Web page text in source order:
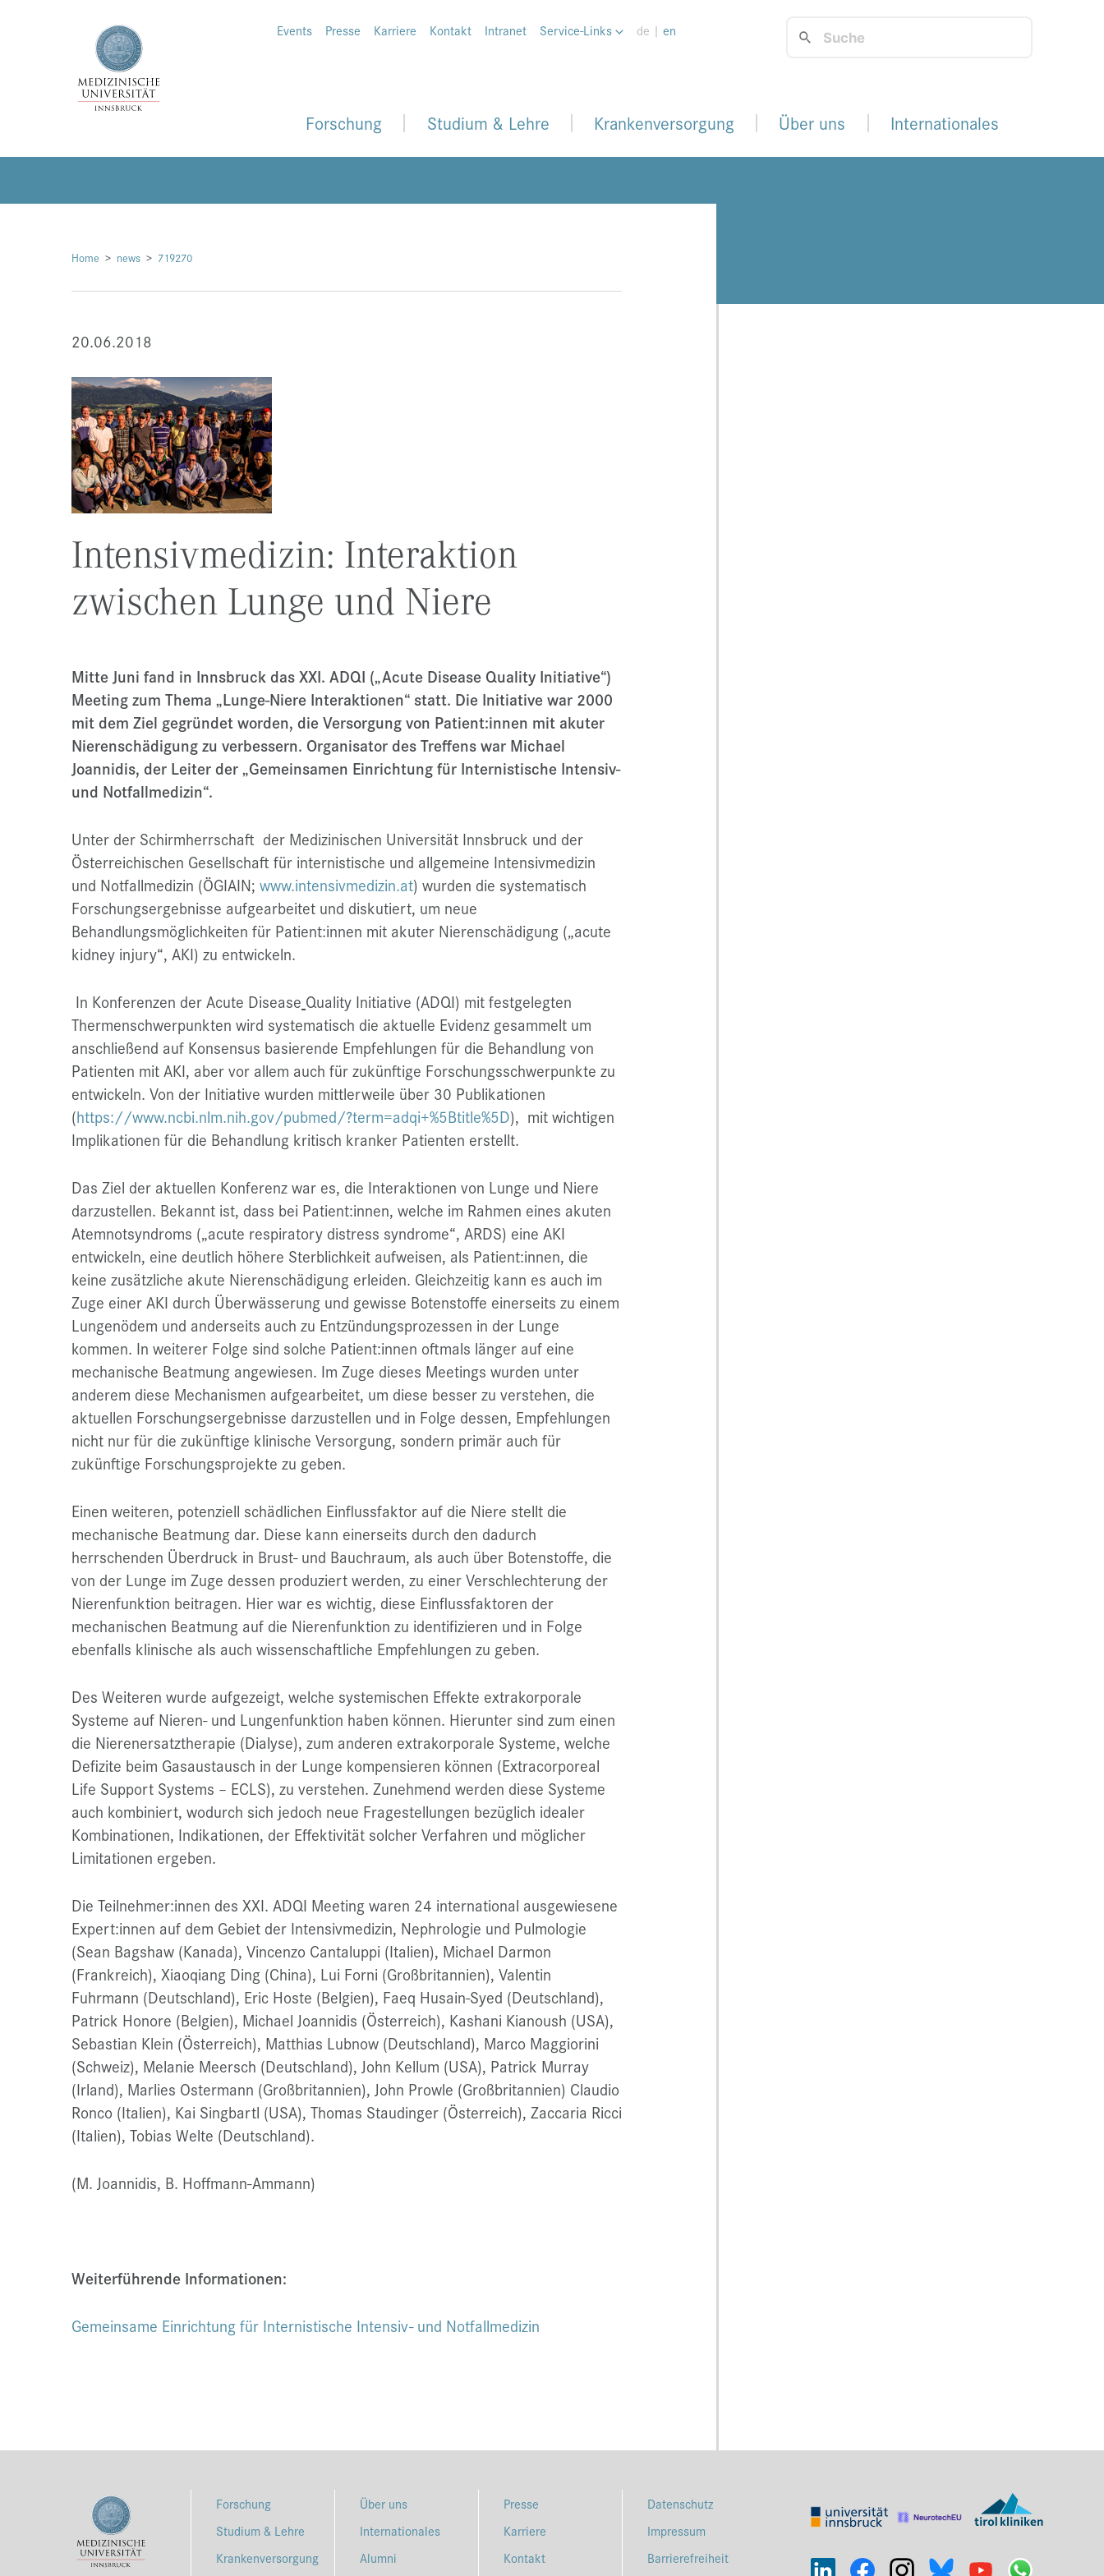
Events Presse Karriere Kontakt Intranet Service-Links de | en
Forschung Studium & Lehre Krankenversorgung Über uns Internationales
Home news 719270
20.06.2018
Intensivmedizin: Interaktion
zwischen Lunge und Niere
Mitte Juni fand in Innsbruck das XXI. ADQI („Acute Disease Quality Initiative“)
Meeting zum Thema „Lunge-Niere Interaktionen“ statt. Die Initiative war 2000
mit dem Ziel gegründet worden, die Versorgung von Patient:innen mit akuter
Nierenschädigung zu verbessern. Organisator des Treffens war Michael
Joannidis, der Leiter der „Gemeinsamen Einrichtung für Internistische Intensiv-
und Notfallmedizin“.
Unter der Schirmherrschaft der Medizinischen Universität Innsbruck und der
Österreichischen Gesellschaft für internistische und allgemeine Intensivmedizin
und Notfallmedizin (ÖGIAIN; www.intensivmedizin.at) wurden die systematisch
Forschungsergebnisse aufgearbeitet und diskutiert, um neue
Behandlungsmöglichkeiten für Patient:innen mit akuter Nierenschädigung („acute
kidney injury“, AKI) zu entwickeln.
In Konferenzen der Acute Disease Quality Initiative (ADQI) mit festgelegten
Thermenschwerpunkten wird systematisch die aktuelle Evidenz gesammelt um
anschließend auf Konsensus basierende Empfehlungen für die Behandlung von
Patienten mit AKI, aber vor allem auch für zukünftige Forschungsschwerpunkte zu
entwickeln. Von der Initiative wurden mittlerweile über 30 Publikationen
(https://www.ncbi.nlm.nih.gov/pubmed/?term=adqi+%5Btitle%5D), mit wichtigen
Implikationen für die Behandlung kritisch kranker Patienten erstellt.
Das Ziel der aktuellen Konferenz war es, die Interaktionen von Lunge und Niere
darzustellen. Bekannt ist, dass bei Patient:innen, welche im Rahmen eines akuten
Atemnotsyndroms („acute respiratory distress syndrome“, ARDS) eine AKI
entwickeln, eine deutlich höhere Sterblichkeit aufweisen, als Patient:innen, die
keine zusätzliche akute Nierenschädigung erleiden. Gleichzeitig kann es auch im
Zuge einer AKI durch Überwässerung und gewisse Botenstoffe einerseits zu einem
Lungenödem und anderseits auch zu Entzündungsprozessen in der Lunge
kommen. In weiterer Folge sind solche Patient:innen oftmals länger auf eine
mechanische Beatmung angewiesen. Im Zuge dieses Meetings wurden unter
anderem diese Mechanismen aufgearbeitet, um diese besser zu verstehen, die
aktuellen Forschungsergebnisse darzustellen und in Folge dessen, Empfehlungen
nicht nur für die zukünftige klinische Versorgung, sondern primär auch für
zukünftige Forschungsprojekte zu geben.
Einen weiteren, potenziell schädlichen Einflussfaktor auf die Niere stellt die
mechanische Beatmung dar. Diese kann einerseits durch den dadurch
herrschenden Überdruck in Brust- und Bauchraum, als auch über Botenstoffe, die
von der Lunge im Zuge dessen produziert werden, zu einer Verschlechterung der
Nierenfunktion beitragen. Hier war es wichtig, diese Einflussfaktoren der
mechanischen Beatmung auf die Nierenfunktion zu identifizieren und in Folge
ebenfalls klinische als auch wissenschaftliche Empfehlungen zu geben.
Des Weiteren wurde aufgezeigt, welche systemischen Effekte extrakorporale
Systeme auf Nieren- und Lungenfunktion haben können. Hierunter sind zum einen
die Nierenersatztherapie (Dialyse), zum anderen extrakorporale Systeme, welche
Defizite beim Gasaustausch in der Lunge kompensieren können (Extracorporeal
Life Support Systems – ECLS), zu verstehen. Zunehmend werden diese Systeme
auch kombiniert, wodurch sich jedoch neue Fragestellungen bezüglich idealer
Kombinationen, Indikationen, der Effektivität solcher Verfahren und möglicher
Limitationen ergeben.
Die Teilnehmer:innen des XXI. ADQI Meeting waren 24 international ausgewiesene
Expert:innen auf dem Gebiet der Intensivmedizin, Nephrologie und Pulmologie
(Sean Bagshaw (Kanada), Vincenzo Cantaluppi (Italien), Michael Darmon
(Frankreich), Xiaoqiang Ding (China), Lui Forni (Großbritannien), Valentin
Fuhrmann (Deutschland), Eric Hoste (Belgien), Faeq Husain-Syed (Deutschland),
Patrick Honore (Belgien), Michael Joannidis (Österreich), Kashani Kianoush (USA),
Sebastian Klein (Österreich), Matthias Lubnow (Deutschland), Marco Maggiorini
(Schweiz), Melanie Meersch (Deutschland), John Kellum (USA), Patrick Murray
(Irland), Marlies Ostermann (Großbritannien), John Prowle (Großbritannien) Claudio
Ronco (Italien), Kai Singbartl (USA), Thomas Staudinger (Österreich), Zaccaria Ricci
(Italien), Tobias Welte (Deutschland).
(M. Joannidis, B. Hoffmann-Ammann)
Weiterführende Informationen:
Gemeinsame Einrichtung für Internistische Intensiv- und Notfallmedizin
Forschung
Studium & Lehre
Krankenversorgung
Über uns
Internationales
Alumni
Presse
Karriere
Kontakt
Datenschutz
Impressum
Barrierefreiheit